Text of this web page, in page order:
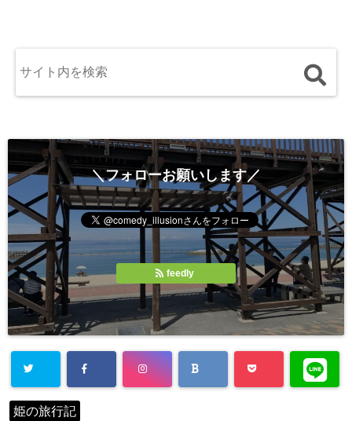
＼フォローお願いします／
feedly
姫の旅行記